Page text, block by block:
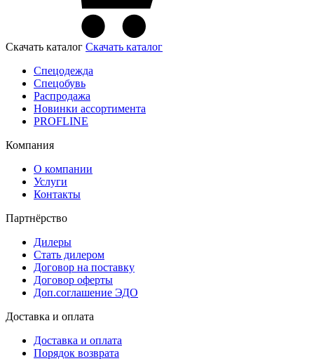
Скачать каталог Скачать каталог
Спецодежда
Спецобувь
Распродажа
Новинки ассортимента
PROFLINE
Компания
О компании
Услуги
Контакты
Партнёрство
Дилеры
Стать дилером
Договор на поставку
Договор оферты
Доп.соглашение ЭДО
Доставка и оплата
Доставка и оплата
Порядок возврата